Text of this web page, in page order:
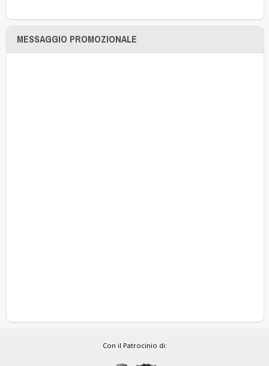
MESSAGGIO PROMOZIONALE
Con il Patrocinio di: